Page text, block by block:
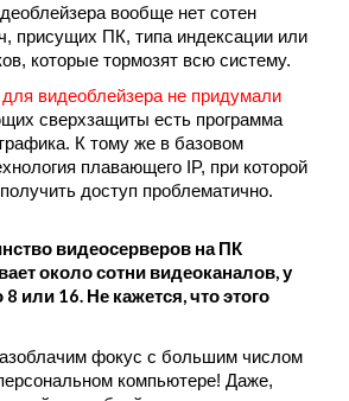
вообще нет сотен
присущих ПК, типа индексации или
которые тормозят всю систему.
для видеоблейзера не придумали
сверхзащиты есть программа
К тому же в базовом
плавающего IP, при которой
доступ проблематично.
видеосерверов на ПК
около сотни видеоканалов, у
8 или 16. Не кажется, что этого
фокус с большим числом
компьютере! Даже,